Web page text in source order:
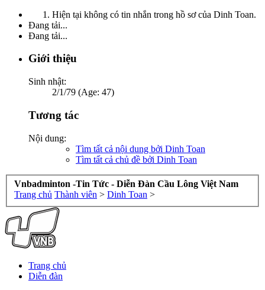
Hiện tại không có tin nhắn trong hồ sơ của Dinh Toan.
Đang tải...
Đang tải...
Giới thiệu
Sinh nhật:
2/1/79 (Age: 47)
Tương tác
Nội dung:
Tìm tất cả nội dung bởi Dinh Toan
Tìm tất cả chủ đề bởi Dinh Toan
Vnbadminton -Tin Tức - Diễn Đàn Cầu Lông Việt Nam
Trang chủ Thành viên > Dinh Toan >
Trang chủ
Diễn đàn